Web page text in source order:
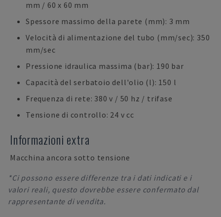
mm / 60 x 60 mm
Spessore massimo della parete (mm): 3 mm
Velocità di alimentazione del tubo (mm/sec): 350
mm/sec
Pressione idraulica massima (bar): 190 bar
Capacità del serbatoio dell'olio (l): 150 l
Frequenza di rete: 380 v / 50 hz / trifase
Tensione di controllo: 24 v cc
Informazioni extra
Macchina ancora sotto tensione
*Ci possono essere differenze tra i dati indicati e i
valori reali, questo dovrebbe essere confermato dal
rappresentante di vendita.